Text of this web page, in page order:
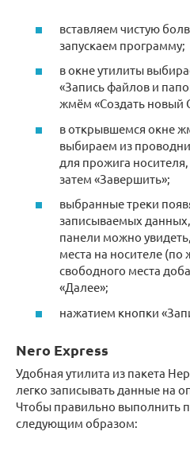
вставляем чистую
запускаем программу;
в окне утилиты
«Запись файлов и
жмём «Создать новый
в открывшемся окне
выбираем из
для прожига
затем «Завершить»;
выбранные треки
записываемых
панели можно
места на носителе
свободного места
«Далее»;
нажатием кнопки
Nero Express
Удобная утилита из пакета
легко записывать данные на
Чтобы правильно выполнить
следующим образом: